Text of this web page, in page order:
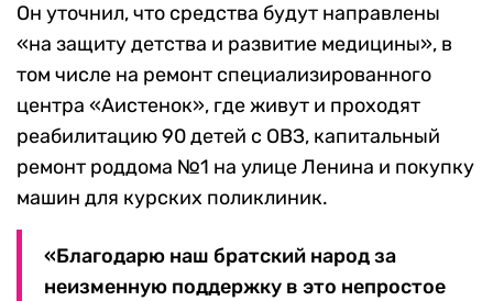
Он уточнил, что средства будут направлены
«на защиту детства и развитие медицины», в
том числе на ремонт специализированного
центра «Аистенок», где живут и проходят
реабилитацию 90 детей с ОВЗ, капитальный
ремонт роддома №1 на улице Ленина и покупку
машин для курских поликлиник.
«Благодарю наш братский народ за
неизменную поддержку в это непростое